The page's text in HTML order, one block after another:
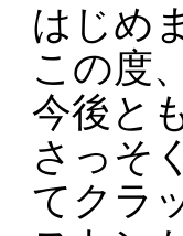
はじめ
この度
今後と
さっそ
てクラ